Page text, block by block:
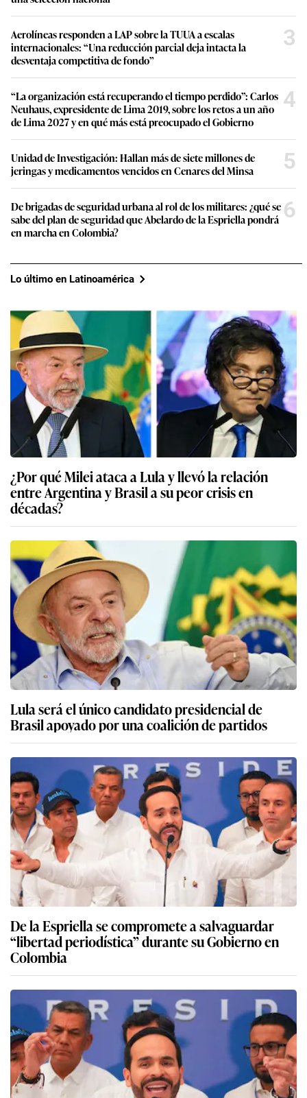
Aerolíneas responden a LAP sobre la TUUA a escalas
internacionales: “Una reducción parcial deja intacta la
desventaja competitiva de fondo”
3
“La organización está recuperando el tiempo perdido”: Carlos
Neuhaus, expresidente de Lima 2019, sobre los retos a un año
de Lima 2027 y en qué más está preocupado el Gobierno
4
Unidad de Investigación: Hallan más de siete millones de
jeringas y medicamentos vencidos en Cenares del Minsa
5
De brigadas de seguridad urbana al rol de los militares: ¿qué se
sabe del plan de seguridad que Abelardo de la Espriella pondrá
en marcha en Colombia?
6
Lo último en Latinoamérica
¿Por qué Milei ataca a Lula y llevó la relación
entre Argentina y Brasil a su peor crisis en
décadas?
Lula será el único candidato presidencial de
Brasil apoyado por una coalición de partidos
De la Espriella se compromete a salvaguardar
“libertad periodística” durante su Gobierno en
Colombia